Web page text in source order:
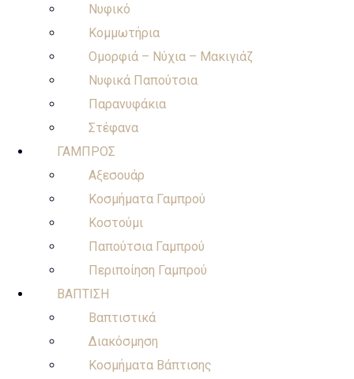
Νυφικό
Κομμωτήρια
Ομορφιά – Νύχια – Μακιγιάζ
Νυφικά Παπούτσια
Παρανυφάκια
Στέφανα
ΓΑΜΠΡΟΣ
Αξεσουάρ
Κοσμήματα Γαμπρού
Κοστούμι
Παπούτσια Γαμπρού
Περιποίηση Γαμπρού
ΒΑΠΤΙΣΗ
Βαπτιστικά
Διακόσμηση
Κοσμήματα Βάπτισης